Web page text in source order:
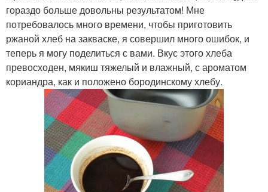
гораздо больше довольны результатом! Мне
потребовалось много времени, чтобы приготовить
ржаной хлеб на закваске, я совершил много ошибок, и
теперь я могу поделиться с вами. Вкус этого хлеба
превосходен, мякиш тяжелый и влажный, с ароматом
кориандра, как и положено бородинскому хлебу.